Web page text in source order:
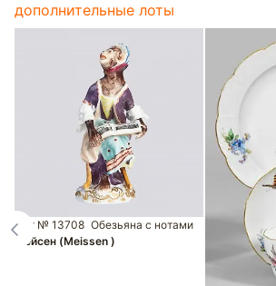
дополнительные лоты
Лот № 13708 Обезьяна с нотами
Мейсен (Meissen )